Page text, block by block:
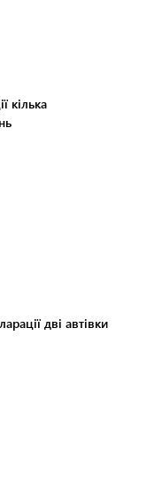
кілька
дві автівки